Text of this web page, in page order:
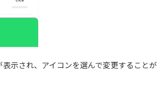
示され、アイコンを選んで変更することが